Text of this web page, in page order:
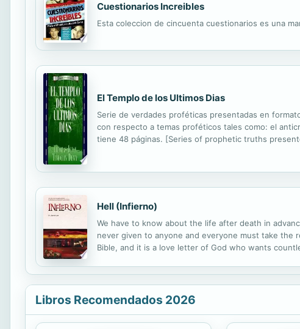
Cuestionarios Increibles
Esta coleccion de cincuenta cuestionarios es una
El Templo de los Ultimos Dias
Serie de verdades proféticas presentadas en
con respecto a temas proféticos tales como: el
tiene 48 páginas. [Series of prophetic truths
Hell (Infierno)
We have to know about the life after death in
never given to anyone and everyone must take
Bible, and it is a love letter of God who wants
Libros Recomendados 2026